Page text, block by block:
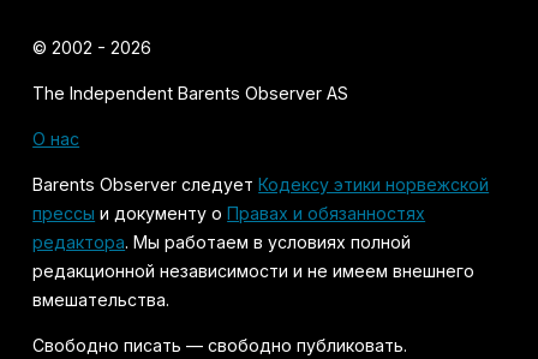
© 2002 - 2026
The Independent Barents Observer AS
О нас
Barents Observer следуетКодексу этики норвежской
прессы и документу оПравах и обязанностях
редактора. Мы работаем в условиях полной
редакционной независимости и не имеем внешнего
вмешательства.
Свободно писать — свободно публиковать.